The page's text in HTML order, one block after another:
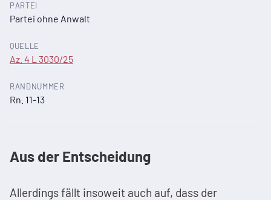
PARTEI
Partei ohne Anwalt
QUELLE
Az. 4 L 3030/25
RANDNUMMER
Rn. 11-13
Aus der Entscheidung
Allerdings fällt insoweit auch auf, dass der